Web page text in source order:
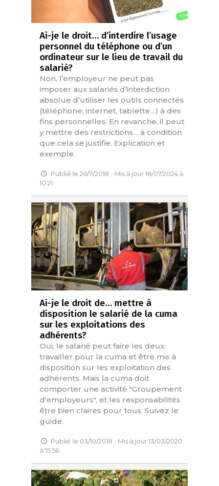
Ai-je le droit… d’interdire l’usage
personnel du téléphone ou d’un
ordinateur sur le lieu de travail du
salarié?
Non, l’employeur ne peut pas
imposer aux salariés d’interdiction
absolue d’utiliser les outils connectés
(téléphone, internet, tablette…) à des
fins personnelles. En revanche, il peut
y mettre des restrictions… à condition
que cela se justifie. Explication et
exemple.
Publié le 26/11/2018 - Mis à jour 18/07/2024 à
10:21
Ai-je le droit de… mettre à
disposition le salarié de la cuma
sur les exploitations des
adhérents?
Oui, le salarié peut faire les deux:
travailler pour la cuma et être mis à
disposition sur les exploitation des
adhérents. Mais la cuma doit
comporter une activité "Groupement
d'employeurs", et les responsabilités
être bien claires pour tous. Suivez le
guide.
Publié le 03/10/2018 - Mis à jour 13/03/2020
à 15:56